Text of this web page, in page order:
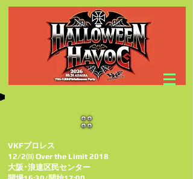
VKFプロレス
12/2㈰ Over the Limit 2018
大阪･浪速区民センター